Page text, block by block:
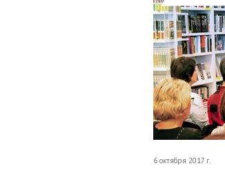
6 октября 2017 г.